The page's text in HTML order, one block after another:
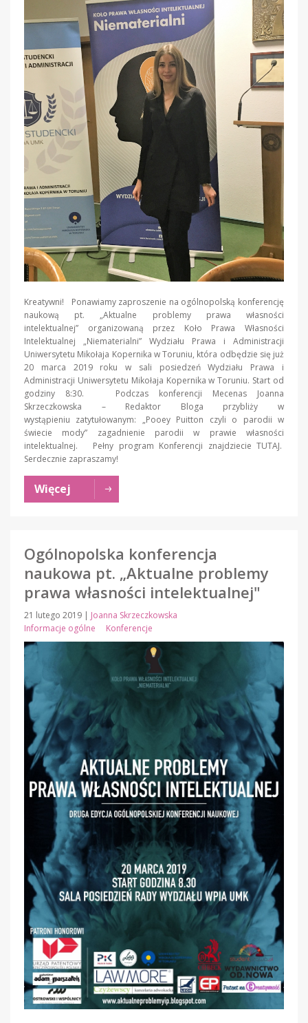
Kreatywni! Ponawiamy zaproszenie na ogólnopolską konferencję
naukową pt. „Aktualne problemy prawa własności
intelektualnej” organizowaną przez Koło Prawa Własności
Intelektualnej „Niematerialni” Wydziału Prawa i Administracji
Uniwersytetu Mikołaja Kopernika w Toruniu, która odbędzie się już
20 marca 2019 roku w sali posiedzeń Wydziału Prawa i
Administracji Uniwersytetu Mikołaja Kopernika w Toruniu. Start od
godziny 8:30. Podczas konferencji Mecenas Joanna
Skrzeczkowska – Redaktor Bloga przybliży w
wystąpieniu zatytułowanym: „Pooey Puitton czyli o parodii w
świecie mody” zagadnienie parodii w prawie własności
intelektualnej. Pełny program Konferencji znajdziecie TUTAJ.
Serdecznie zapraszamy!
Więcej
Ogólnopolska konferencja
naukowa pt. „Aktualne problemy
prawa własności intelektualnej"
21 lutego 2019 | Joanna Skrzeczkowska
Informacje ogólne
Konferencje